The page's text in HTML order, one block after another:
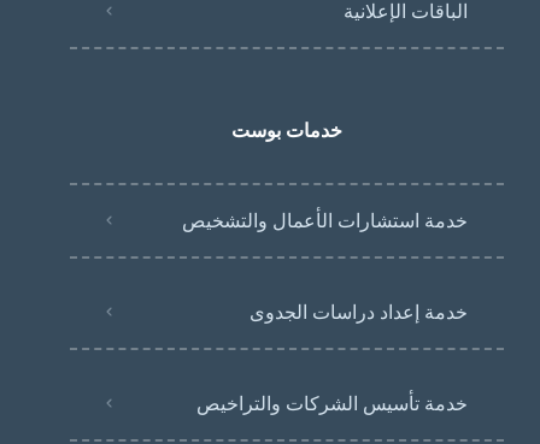
الباقات الإعلانية
خدمات بوست
خدمة استشارات الأعمال والتشخيص
خدمة إعداد دراسات الجدوى
خدمة تأسيس الشركات والتراخيص